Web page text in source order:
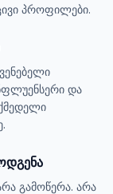
პროფილები.
და
გამოწერა. არა